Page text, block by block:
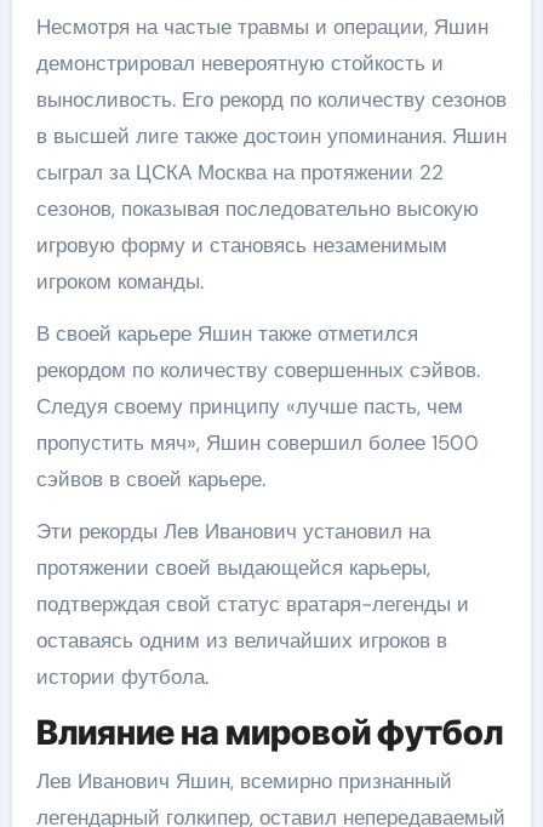
Несмотря на частые травмы и операции, Яшин
демонстрировал невероятную стойкость и
выносливость. Его рекорд по количеству сезонов
в высшей лиге также достоин упоминания. Яшин
сыграл за ЦСКА Москва на протяжении 22
сезонов, показывая последовательно высокую
игровую форму и становясь незаменимым
игроком команды.
В своей карьере Яшин также отметился
рекордом по количеству совершенных сэйвов.
Следуя своему принципу «лучше пасть, чем
пропустить мяч», Яшин совершил более 1500
сэйвов в своей карьере.
Эти рекорды Лев Иванович установил на
протяжении своей выдающейся карьеры,
подтверждая свой статус вратаря-легенды и
оставаясь одним из величайших игроков в
истории футбола.
Влияние на мировой футбол
Лев Иванович Яшин, всемирно признанный
легендарный голкипер, оставил непередаваемый